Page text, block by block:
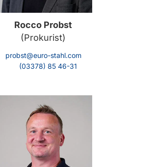
Rocco Probst
(Prokurist)
probst@euro-stahl.com
(03378) 85 46-31